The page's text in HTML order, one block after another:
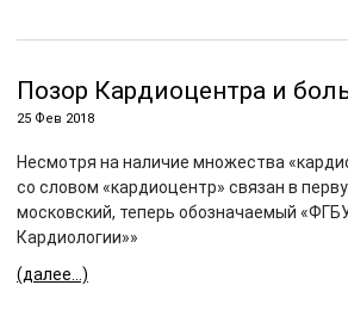
Позор Кардиоцентра и
25 Фев 2018
Несмотря на наличие множества
со словом «кардиоцентр» связан в
московский, теперь обозначаемый
Кардиологии»»
(далее…)